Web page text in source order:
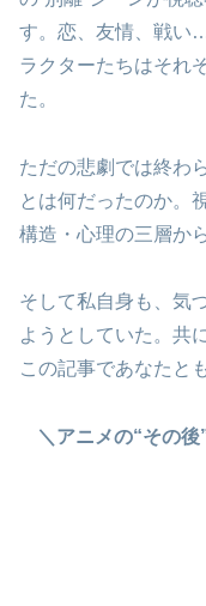
す。恋、友情、戦い
ラクターたちはそれ
た。
ただの悲劇では終わ
とは何だったのか。
構造・心理の三層か
そして私自身も、気
ようとしていた。共
この記事であなたと
＼アニメの“その